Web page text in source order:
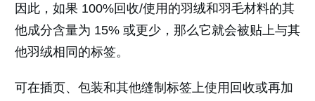
因此，如果 100%回收/使用的羽绒和羽毛材料的其
他成分含量为 15% 或更少，那么它就会被贴上与其
他羽绒相同的标签。
可在插页、包装和其他缝制标签上使用回收或再加